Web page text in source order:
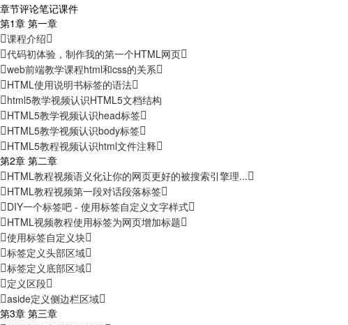
章节评论笔记课件
第1章 第一章
课程介绍
代码初体验，制作我的第一个HTML网页
web前端教学课程html和css的关系
HTML使用说明书标签的语法
html5教学视频认识HTML5文档结构
HTML5教学视频认识head标签
HTML5教学视频认识body标签
HTML5教程视频认识html文件注释
第2章 第二章
HTML教程视频语义化让你的网页更好的被搜索引擎理...
HTML教程视频第一段对话段落标签
DIY一个标签吧 - 使用标签自定义文字样式
HTML视频教程使用标签为网页增加标题
使用标签自定义块
标签定义头部区域
标签定义底部区域
定义区段
aside定义侧边栏区域
第3章 第三章